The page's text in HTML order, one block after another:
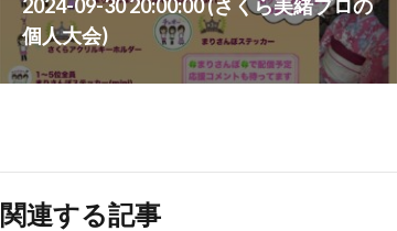
2024-09-30 20:00:00 (さくら美緒プロの
個人大会)
関連する記事